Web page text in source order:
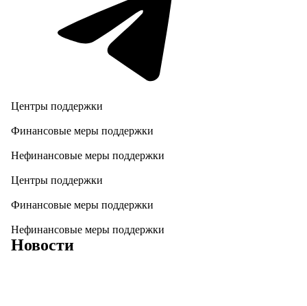
Центры поддержки
Финансовые меры поддержки
Нефинансовые меры поддержки
Центры поддержки
Финансовые меры поддержки
Нефинансовые меры поддержки
Новости